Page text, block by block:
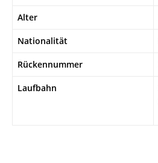
Alter
Nationalität
Rückennummer
Laufbahn